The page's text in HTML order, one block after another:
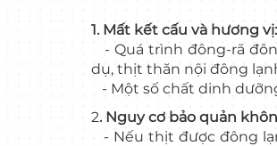
1. Mất kết cấu và hương vị:
- Quá trình đông-rã
dụ, thịt thăn nội đông
- Một số chất dinh
2. Nguy cơ bảo quản
- Nếu thịt được đông